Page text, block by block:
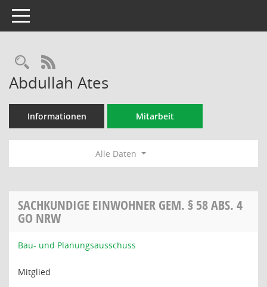
Toggle navigation
Rechercheauswahl
RSS-Feed
Abdullah Ates
Informationen Mitarbeit
Alle Daten
SACHKUNDIGE EINWOHNER GEM. § 58 ABS. 4
GO NRW
Bau- und Planungsausschuss
Mitglied